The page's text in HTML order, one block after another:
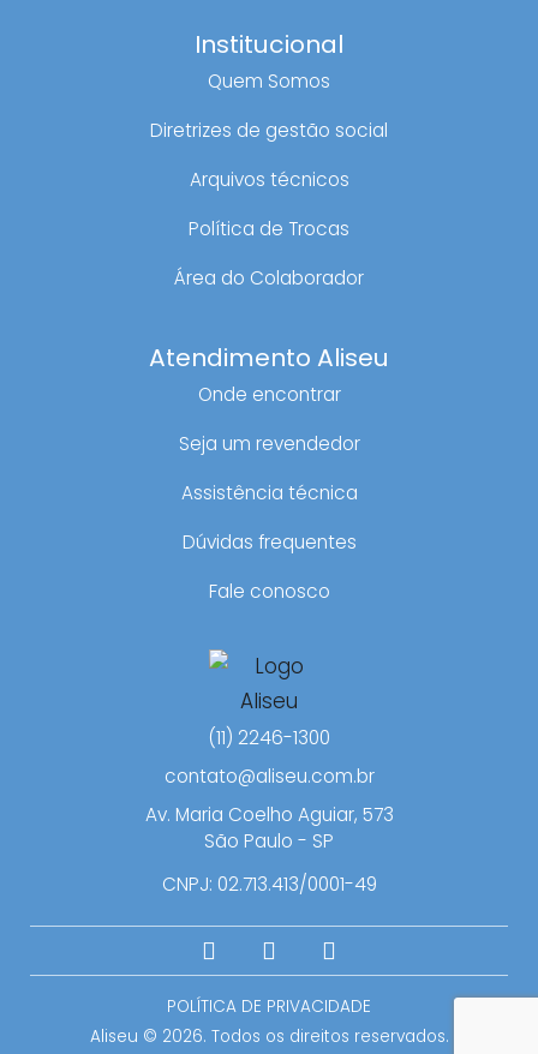
Institucional
Quem Somos
Diretrizes de gestão social
Arquivos técnicos
Política de Trocas
Área do Colaborador
Atendimento Aliseu
Onde encontrar
Seja um revendedor
Assistência técnica
Dúvidas frequentes
Fale conosco
(11) 2246-1300
contato@aliseu.com.br
Av. Maria Coelho Aguiar, 573
São Paulo - SP
CNPJ: 02.713.413/0001-49
POLÍTICA DE PRIVACIDADE
Aliseu © 2026. Todos os direitos reservados.